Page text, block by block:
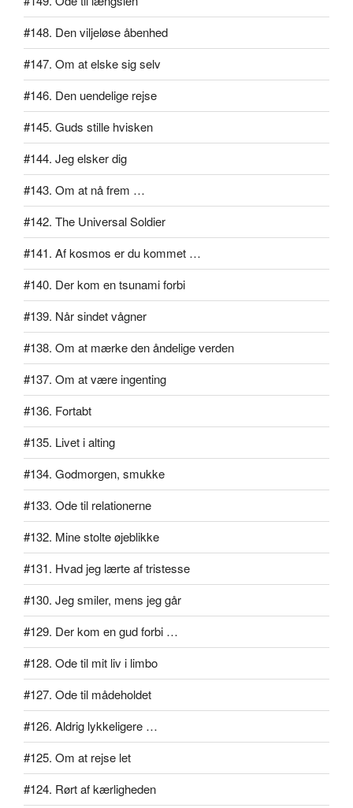
#148. Den viljeløse åbenhed
#147. Om at elske sig selv
#146. Den uendelige rejse
#145. Guds stille hvisken
#144. Jeg elsker dig
#143. Om at nå frem …
#142. The Universal Soldier
#141. Af kosmos er du kommet …
#140. Der kom en tsunami forbi
#139. Når sindet vågner
#138. Om at mærke den åndelige verden
#137. Om at være ingenting
#136. Fortabt
#135. Livet i alting
#134. Godmorgen, smukke
#133. Ode til relationerne
#132. Mine stolte øjeblikke
#131. Hvad jeg lærte af tristesse
#130. Jeg smiler, mens jeg går
#129. Der kom en gud forbi …
#128. Ode til mit liv i limbo
#127. Ode til mådeholdet
#126. Aldrig lykkeligere …
#125. Om at rejse let
#124. Rørt af kærligheden